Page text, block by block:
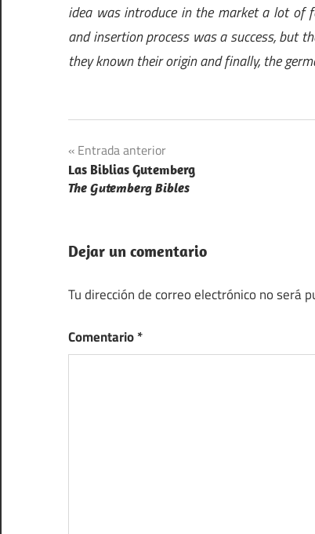
idea was introduce in the market a lot of
and insertion process was a success, but
they known their origin and finally, the
Navegación
de
Entrada anterior
Las Biblias Gutemberg
The Gutemberg Bibles
Dejar un comentario
Tu dirección de correo electrónico no será
Comentario*